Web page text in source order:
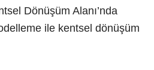
Dönüşüm Alanı’nda
ile kentsel dönüşüm